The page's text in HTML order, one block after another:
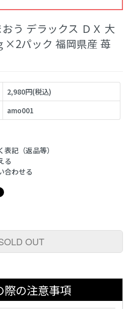
う デラックス ＤＸ 大
×2パック 福岡県産 苺
2,980円(税込)
amo001
記（返品等）
る
合わせる
OUT
際の注意事項